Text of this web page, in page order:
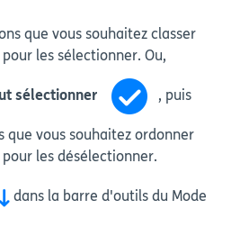
que vous souhaitez classer
les sélectionner. Ou,
sélectionner , puis
que vous souhaitez ordonner
les désélectionner.
dans la barre d'outils du Mode